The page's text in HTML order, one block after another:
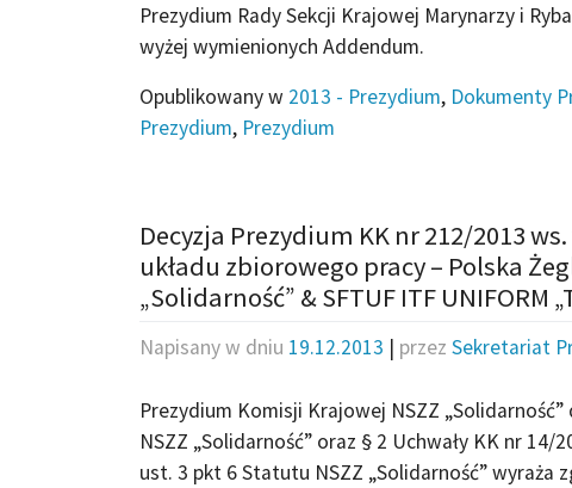
Prezydium Rady Sekcji Krajowej Marynarzy i
wyżej wymienionych Addendum.
Opublikowany w 2013 - Prezydium, Dokumenty
Prezydium, Prezydium
Decyzja Prezydium KK nr 212/2013
układu zbiorowego pracy – Polska
„Solidarność” & SFTUF ITF UNIFORM
Napisany w dniu 19.12.2013 | przez Sekretariat
Prezydium Komisji Krajowej NSZZ
NSZZ „Solidarność” oraz § 2 Uchwały KK nr 14/
ust. 3 pkt 6 Statutu NSZZ „Solidarność” wyraża